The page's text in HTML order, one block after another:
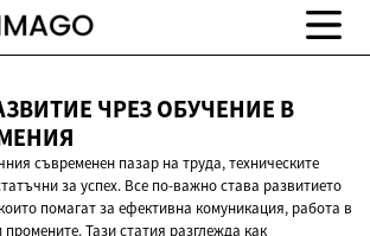
ЧРЕЗ ОБУЧЕНИЕ В
съвременен пазар на труда, техническите
за успех. Все по-важно става развитието
помагат за ефективна комуникация, работа в
Тази статия разглежда как